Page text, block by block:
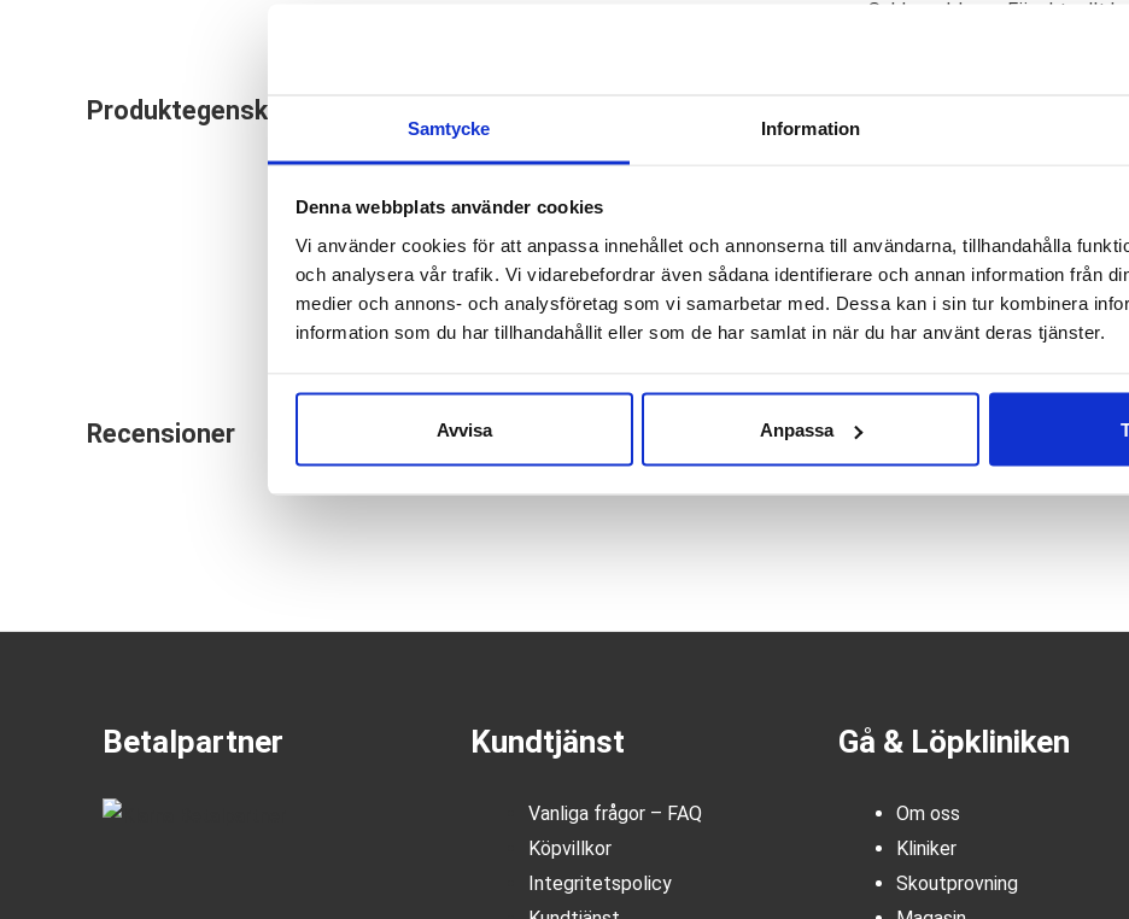
Samtycke Information
Denna webbplats använder cookies
Vi använder cookies för att anpassa innehållet och annonserna till användarna, tillhandahålla
och analysera vår trafik. Vi vidarebefordrar även sådana identifierare och annan information från
medier och annons- och analysföretag som vi samarbetar med. Dessa kan i sin tur kombinera
information som du har tillhandahållit eller som de har samlat in när du har använt deras tjänster.
Avvisa Anpassa
Saldo weblager. För aktuellt
Produktegenskaper
Mediroyal hand och tumortos är en mjuk och smidig tum- och handledsortos. Ortosen
Ortosen är tillverkad av NTX-material och ytan på NTX-materialet är ett kardborretyg
Universalstorlek som passar höger eller vänster hand.
Recensioner
Betalpartner Kundtjänst
Vanliga frågor – FAQ
Köpvillkor
Integritetspolicy
Gå & Löpkliniken
Om oss
Kliniker
Skoutprovning